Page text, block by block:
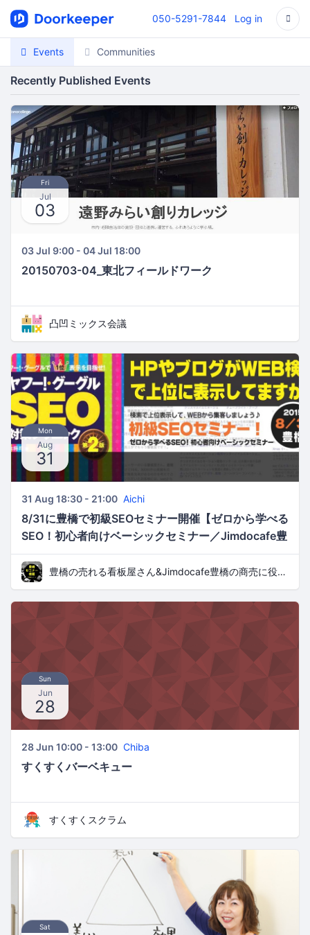
050-5291-7844 Log in
Events Communities
Recently Published Events
Fri
Jul
03
03 Jul 9:00 - 04 Jul 18:00
20150703-04_東北フィールドワーク
凸凹ミックス会議
Mon
Aug
31
31 Aug 18:30 - 21:00 Aichi
8/31に豊橋で初級SEOセミナー開催【ゼロから学べる
SEO！初心者向けベーシックセミナー／Jimdocafe豊
橋】
豊橋の売れる看板屋さん&Jimdocafe豊橋の商売に役立つセミナー
Sun
Jun
28
28 Jun 10:00 - 13:00 Chiba
すくすくバーベキュー
すくすくスクラム
Sat